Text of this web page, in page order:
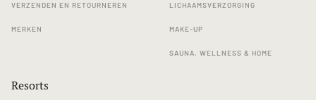
VERZENDEN EN RETOURNEREN
MERKEN
LICHAAMSVERZORGING
MAKE-UP
SAUNA, WELLNESS & HOME
Resorts